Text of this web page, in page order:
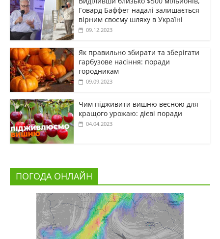
Говард Баффет надалі залишається
вірним своєму шляху в Україні
09.12.2023
Як правильно збирати та зберігати
гарбузове насіння: поради
городникам
09.09.2023
Чим підживити вишню весною для
кращого урожаю: дієві поради
04.04.2023
ПОГОДА ОНЛАЙН